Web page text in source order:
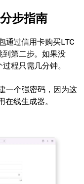
步指南
通过信用卡购买LTC
到第二步。如果没
程只需几分钟。
一个强密码，因为这
线生成器。